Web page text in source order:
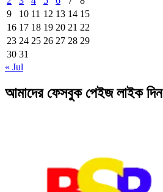
9
10 11 12 13 14 15
16 17 18 19 20 21 22
23 24 25 26 27 28 29
30 31
« Jul
আমাদের ফেসবুক পেইজ লাইক দিন